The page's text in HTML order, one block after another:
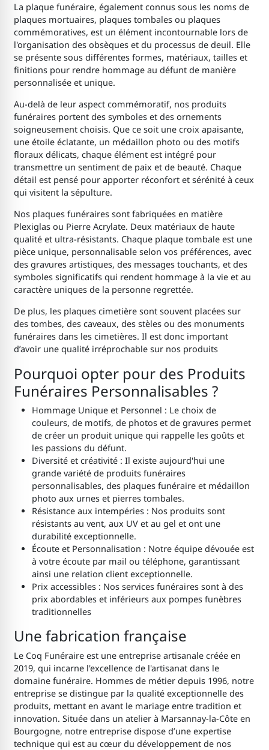
La plaque funéraire, également connus sous les noms de
plaques mortuaires, plaques tombales ou plaques
commémoratives, est un élément incontournable lors de
l'organisation des obsèques et du processus de deuil. Elle
se présente sous différentes formes, matériaux, tailles et
finitions pour rendre hommage au défunt de manière
personnalisée et unique.
Au-delà de leur aspect commémoratif, nos produits
funéraires portent des symboles et des ornements
soigneusement choisis. Que ce soit une croix apaisante,
une étoile éclatante, un médaillon photo ou des motifs
floraux délicats, chaque élément est intégré pour
transmettre un sentiment de paix et de beauté. Chaque
détail est pensé pour apporter réconfort et sérénité à ceux
qui visitent la sépulture.
Nos plaques funéraires sont fabriquées en matière
Plexiglas ou Pierre Acrylate. Deux matériaux de haute
qualité et ultra-résistants. Chaque plaque tombale est une
pièce unique, personnalisable selon vos préférences, avec
des gravures artistiques, des messages touchants, et des
symboles significatifs qui rendent hommage à la vie et au
caractère uniques de la personne regrettée.
De plus, les plaques cimetière sont souvent placées sur
des tombes, des caveaux, des stèles ou des monuments
funéraires dans les cimetières. Il est donc important
d’avoir une qualité irréprochable sur nos produits
Pourquoi opter pour des Produits
Funéraires Personnalisables ?
Hommage Unique et Personnel : Le choix de
couleurs, de motifs, de photos et de gravures permet
de créer un produit unique qui rappelle les goûts et
les passions du défunt.
Diversité et créativité : Il existe aujourd'hui une
grande variété de produits funéraires
personnalisables, des plaques funéraire et médaillon
photo aux urnes et pierres tombales.
Résistance aux intempéries : Nos produits sont
résistants au vent, aux UV et au gel et ont une
durabilité exceptionnelle.
Écoute et Personnalisation : Notre équipe dévouée est
à votre écoute par mail ou téléphone, garantissant
ainsi une relation client exceptionnelle.
Prix accessibles : Nos services funéraires sont à des
prix abordables et inférieurs aux pompes funèbres
traditionnelles
Une fabrication française
Le Coq Funéraire est une entreprise artisanale créée en
2019, qui incarne l'excellence de l'artisanat dans le
domaine funéraire. Hommes de métier depuis 1996, notre
entreprise se distingue par la qualité exceptionnelle des
produits, mettant en avant le mariage entre tradition et
innovation. Située dans un atelier à Marsannay-la-Côte en
Bourgogne, notre entreprise dispose d’une expertise
technique qui est au cœur du développement de nos